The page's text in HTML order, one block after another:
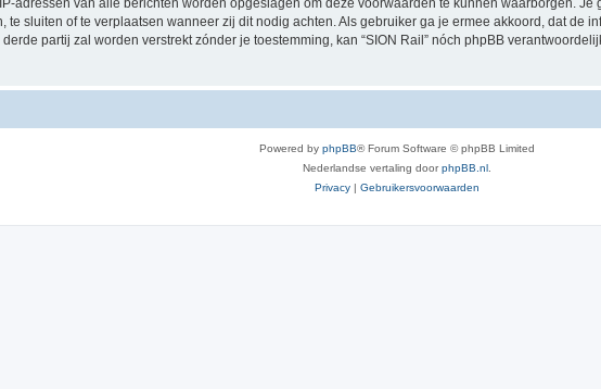
adressen van alle berichten worden opgeslagen om deze voorwaarden te kunnen waarborgen. Je
te sluiten of te verplaatsen wanneer zij dit nodig achten. Als gebruiker ga je ermee akkoord, dat de
partij zal worden verstrekt zónder je toestemming, kan “SION Rail” nóch phpBB
Powered by phpBB® Forum Software © phpBB Limited
Nederlandse vertaling doorphpBB.nl
Privacy | Gebruikersvoorwaarden